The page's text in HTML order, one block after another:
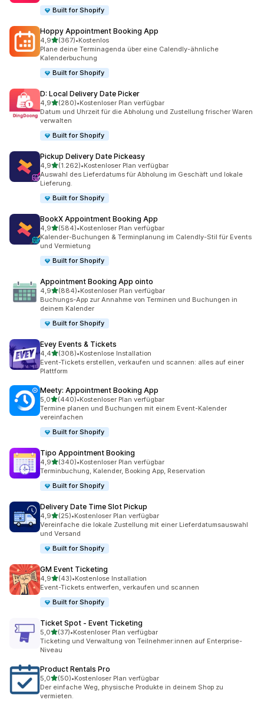
Built for Shopify
Hoppy Appointment Booking App
4,9von 5 Sternen
(367)
367 Rezensionen insgesamt
•Kostenlos
Plane deine Terminagenda über eine Calendly-ähnliche
Kalenderbuchung
Built for Shopify
D: Local Delivery Date Picker
4,9von 5 Sternen
(280)
280 Rezensionen insgesamt
•Kostenloser Plan verfügbar
Datum und Uhrzeit für die Abholung und Zustellung frischer Waren
verwalten
Built for Shopify
Pickup Delivery Date Pickeasy
4,9von 5 Sternen
(1.262)
1262 Rezensionen insgesamt
•Kostenloser Plan verfügbar
Auswahl des Lieferdatums für Abholung im Geschäft und lokale
Lieferung.
Built for Shopify
BookX Appointment Booking App
4,9von 5 Sternen
(584)
584 Rezensionen insgesamt
•Kostenloser Plan verfügbar
Kalender-Buchungen & Terminplanung im Calendly-Stil für Events
und Vermietung
Built for Shopify
Appointment Booking App ointo
4,9von 5 Sternen
(884)
884 Rezensionen insgesamt
•Kostenloser Plan verfügbar
Buchungs-App zur Annahme von Terminen und Buchungen in
deinem Kalender
Built for Shopify
Evey Events & Tickets
4,4von 5 Sternen
(308)
308 Rezensionen insgesamt
•Kostenlose Installation
Event-Tickets erstellen, verkaufen und scannen: alles auf einer
Plattform
Meety: Appointment Booking App
5,0von 5 Sternen
(440)
440 Rezensionen insgesamt
•Kostenloser Plan verfügbar
Termine planen und Buchungen mit einem Event-Kalender
vereinfachen
Built for Shopify
Tipo Appointment Booking
4,9von 5 Sternen
(340)
340 Rezensionen insgesamt
•Kostenloser Plan verfügbar
Terminbuchung, Kalender, Booking App, Reservation
Built for Shopify
Delivery Date Time Slot Pickup
4,9von 5 Sternen
(25)
25 Rezensionen insgesamt
•Kostenloser Plan verfügbar
Vereinfache die lokale Zustellung mit einer Lieferdatumsauswahl
und Versand
Built for Shopify
GM Event Ticketing
4,9von 5 Sternen
(43)
43 Rezensionen insgesamt
•Kostenlose Installation
Event-Tickets entwerfen, verkaufen und scannen
Built for Shopify
Ticket Spot ‑ Event Ticketing
5,0von 5 Sternen
(37)
37 Rezensionen insgesamt
•Kostenloser Plan verfügbar
Ticketing und Verwaltung von Teilnehmer:innen auf Enterprise-
Niveau
Product Rentals Pro
5,0von 5 Sternen
(50)
50 Rezensionen insgesamt
•Kostenloser Plan verfügbar
Der einfache Weg, physische Produkte in deinem Shop zu
vermieten.